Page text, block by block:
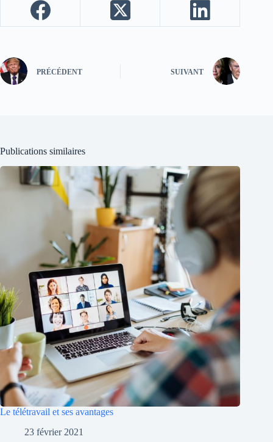
PRÉCÉDENT SUIVANT
Publications similaires
Le télétravail et ses avantages
23 février 2021